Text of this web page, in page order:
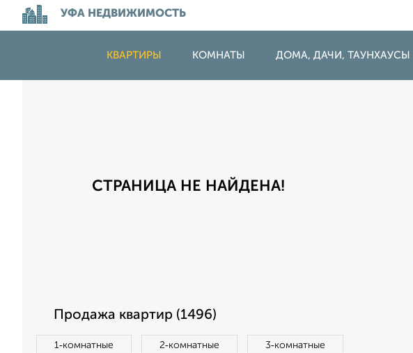
УФА НЕДВИЖИМОСТЬ
КВАРТИРЫ КОМНАТЫ ДОМА, ДАЧИ, ТАУНХАУСЫ
СТРАНИЦА НЕ НАЙДЕНА!
Продажа квартир (1496)
1‑комнатные 2‑комнатные 3‑комнатные